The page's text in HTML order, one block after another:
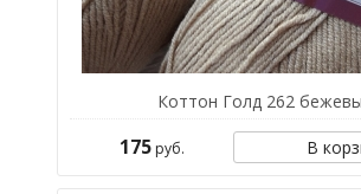
Коттон Голд 262
175руб. В